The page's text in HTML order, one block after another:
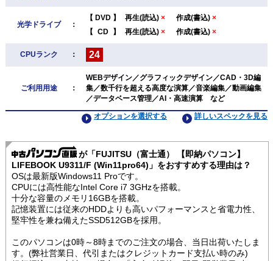
光学ドライブ ：
【 DVD 】 再生(読込) × 作成(書込) ×
【 CD 】 再生(読込) × 作成(書込) ×
CPUランク ： 24
ご利用用途 ：
WEBデザイン／グラフィックデザイン／CAD・3D編
集／数千行を超える高度な演算／音楽編集／動画編集
／データベース管理／AI・高速演算 など
詳しいスペックを見る
オプションを選択する
が「FUJITSU（富士通） 【即納パソコン】
LIFEBOOK U9311/F (Win11pro64)」をおすすめする理由は？
OSは最新版Windows11 Proです。
CPUには高性能なIntel Core i7 3GHzを搭載。
十分な容量のメモリ16GBを搭載。
記憶装置には従来のHDDよりも高いパフォーマンスと省電力性、
堅牢性を兼ね備えたSSD512GBを採用。
このパソコンは0時～8時までのご注文の場合、当日出荷いたしま
す。(弊社営業日、代引またはクレジットカード支払い時のみ)